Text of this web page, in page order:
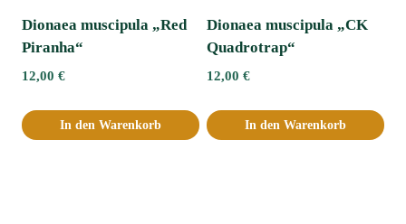
Dionaea muscipula „Red
Piranha“
12,00 €
In den Warenkorb
Dionaea muscipula „CK
Quadrotrap“
12,00 €
In den Warenkorb